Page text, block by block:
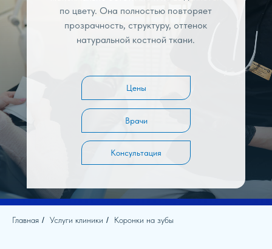
по цвету. Она полностью повторяет
прозрачность, структуру, оттенок
натуральной костной ткани.
Цены
Врачи
Консультация
Главная / Услуги клиники / Коронки на зубы